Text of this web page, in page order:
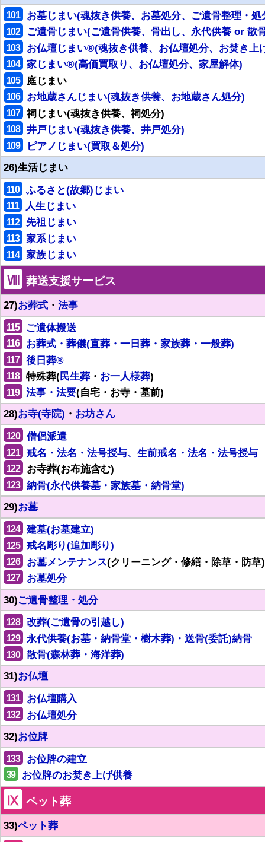
101 お墓じまい(魂抜き供養、お墓処分、ご遺骨整理・処
102 ご遺骨じまい(ご遺骨供養、骨出し、永代供養 or 散
103 お仏壇じまい®(魂抜き供養、お仏壇処分、お焚き上
104 家じまい®(高価買取り、お仏壇処分、家屋解体)
105 庭じまい
106 お地蔵さんじまい(魂抜き供養、お地蔵さん処分)
107 祠じまい(魂抜き供養、祠処分)
108 井戸じまい(魂抜き供養、井戸処分)
109
ピアノじまい(買取＆処分)
26)生活じまい
110 ふるさと(故郷)じまい
111 人生じまい
112 先祖じまい
113 家系じまい
114 家族じまい
Ⅷ 葬送支援サービス
27)お葬式・ 法事
115 ご遺体搬送
116 お葬式・葬儀(直葬・一日葬・家族葬・一般葬)
117 後日葬®
118 特殊葬(民生葬・ お一人様葬)
119 法事・法要(自宅・お寺・墓前)
28)お寺(寺院) ・ お坊さん
120 僧侶派遣
121 戒名・法名・法号授与、生前戒名・法名・法号授与
122 お寺葬(お布施含む)
123
納骨(永代供養墓・家族墓・納骨堂)
29)お墓
124 建墓(お墓建立)
125 戒名彫り(追加彫り)
126 お墓メンテナンス(クリーニング・修繕・除草・防草)
127
お墓処分
30)ご遺骨整理・処分
128 改葬(ご遺骨の引越し)
129 永代供養(お墓・納骨堂・樹木葬)・送骨(委託)納骨
130
散骨(森林葬・海洋葬)
31)お仏壇
131 お仏壇購入
132
お仏壇処分
32)お位牌
133 お位牌の建立
39 お位牌のお焚き上げ供養
Ⅸ ペット葬
33)ペット葬